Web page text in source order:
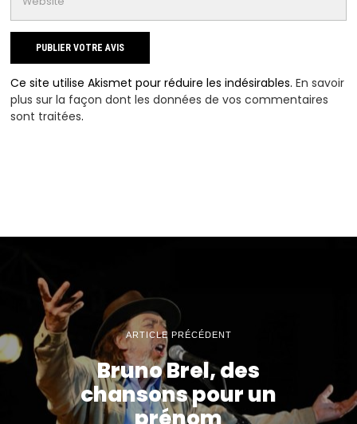
Ce site utilise Akismet pour réduire les indésirables.En savoir
plus sur la façon dont les données de vos commentaires
sont traitées.
ARTICLE PRÉCÉDENT
Bruno Brel, des
chansons pour un
prénom